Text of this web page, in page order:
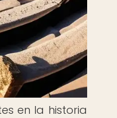
en la historia